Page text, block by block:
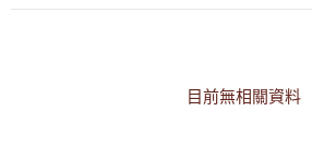
目前無相關資料